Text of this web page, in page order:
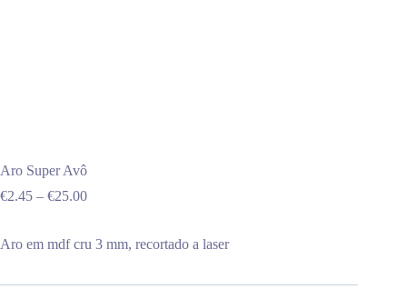
Aro Super Avô
€2.45 – €25.00Price
through
Aro em mdf cru 3 mm, recortado a laser